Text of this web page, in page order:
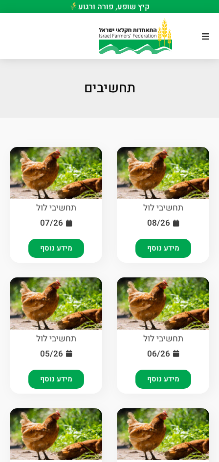
קיץ שופע, פורה ורגוע
תחשיבים
תחשיבי לול
08/26
מידע נוסף
תחשיבי לול
07/26
מידע נוסף
תחשיבי לול
06/26
מידע נוסף
תחשיבי לול
05/26
מידע נוסף